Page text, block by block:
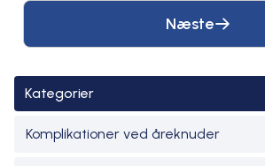
Næste
Kategorier
Komplikationer ved åreknuder